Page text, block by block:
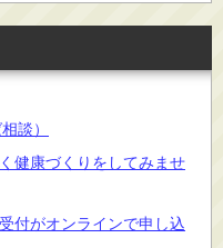
談）
健康づくりをしてみませ
付がオンラインで申し込